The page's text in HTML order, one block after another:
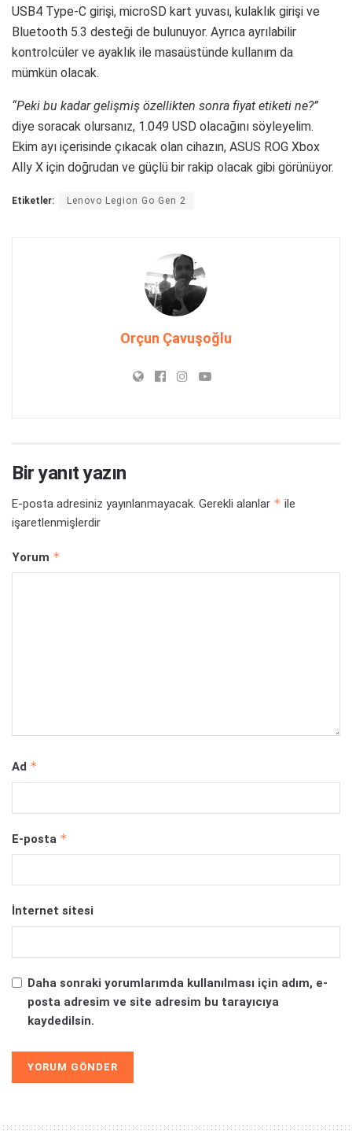
USB4 Type-C girişi, microSD kart yuvası, kulaklık girişi ve
Bluetooth 5.3 desteği de bulunuyor. Ayrıca ayrılabilir
kontrolcüler ve ayaklık ile masaüstünde kullanım da
mümkün olacak.
“Peki bu kadar gelişmiş özellikten sonra fiyat etiketi ne?”
diye soracak olursanız, 1.049 USD olacağını söyleyelim.
Ekim ayı içerisinde çıkacak olan cihazın, ASUS ROG Xbox
Ally X için doğrudan ve güçlü bir rakip olacak gibi görünüyor.
Etiketler: Lenovo Legion Go Gen 2
Orçun Çavuşoğlu
Bir yanıt yazın
E-posta adresiniz yayınlanmayacak. Gerekli alanlar * ile
işaretlenmişlerdir
Yorum *
Ad *
E-posta *
İnternet sitesi
Daha sonraki yorumlarımda kullanılması için adım, e-
posta adresim ve site adresim bu tarayıcıya
kaydedilsin.